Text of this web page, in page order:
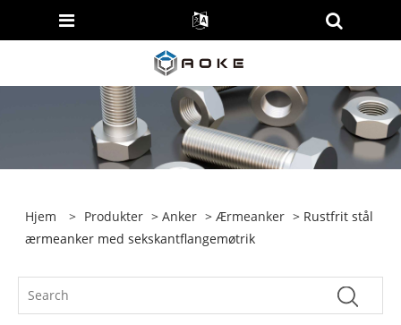
Hjem > Produkter >Anker >Ærmeanker > Rustfrit stål
ærmeanker med sekskantflangemøtrik